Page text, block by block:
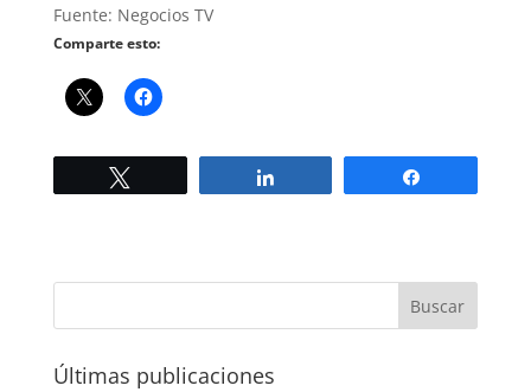
Fuente: Negocios TV
Comparte esto:
Últimas publicaciones